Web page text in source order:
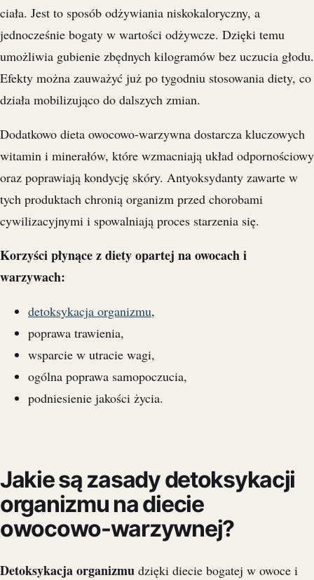
ciała. Jest to sposób odżywiania niskokaloryczny, a
jednocześnie bogaty w wartości odżywcze. Dzięki temu
umożliwia gubienie zbędnych kilogramów bez uczucia głodu.
Efekty można zauważyć już po tygodniu stosowania diety, co
działa mobilizująco do dalszych zmian.
Dodatkowo dieta owocowo-warzywna dostarcza kluczowych
witamin i minerałów, które wzmacniają układ odpornościowy
oraz poprawiają kondycję skóry. Antyoksydanty zawarte w
tych produktach chronią organizm przed chorobami
cywilizacyjnymi i spowalniają proces starzenia się.
Korzyści płynące z diety opartej na owocach i
warzywach:
detoksykacja organizmu,
poprawa trawienia,
wsparcie w utracie wagi,
ogólna poprawa samopoczucia,
podniesienie jakości życia.
Jakie są zasady detoksykacji
organizmu na diecie
owocowo-warzywnej?
Detoksykacja organizmu dzięki diecie bogatej w owoce i